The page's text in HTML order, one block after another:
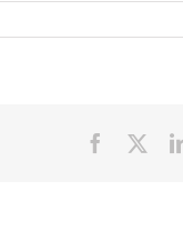
Facebook